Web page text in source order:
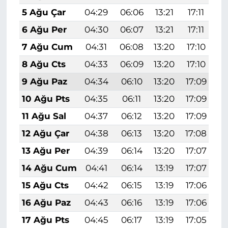
5 Ağu Çar
04:29 06:06 13:21 17:11
6 Ağu Per
04:30 06:07 13:21 17:11
7 Ağu Cum
04:31 06:08 13:20 17:10
8 Ağu Cts
04:33 06:09 13:20 17:10
9 Ağu Paz
04:34 06:10 13:20 17:09
10 Ağu Pts
04:35 06:11 13:20 17:09
11 Ağu Sal
04:37 06:12 13:20 17:09
12 Ağu Çar
04:38 06:13 13:20 17:08
13 Ağu Per
04:39 06:14 13:20 17:07
14 Ağu Cum
04:41 06:14 13:19 17:07
15 Ağu Cts
04:42 06:15 13:19 17:06
16 Ağu Paz
04:43 06:16 13:19 17:06
17 Ağu Pts
04:45 06:17 13:19 17:05